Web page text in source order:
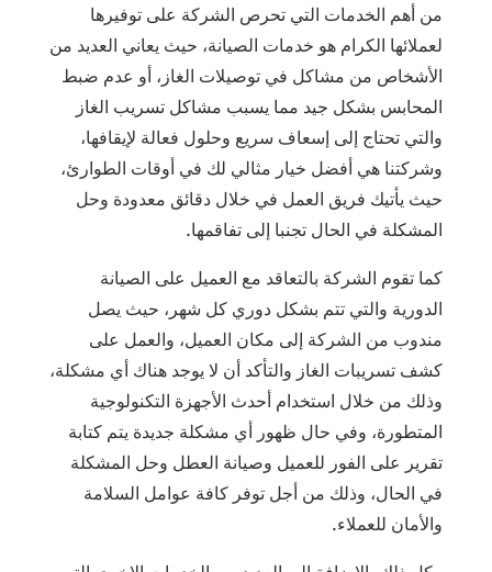
من أهم الخدمات التي تحرص الشركة على توفيرها
لعملائها الكرام هو خدمات الصيانة، حيث يعاني العديد من
الأشخاص من مشاكل في توصيلات الغاز، أو عدم ضبط
المحابس بشكل جيد مما يسبب مشاكل تسريب الغاز
والتي تحتاج إلى إسعاف سريع وحلول فعالة لإيقافها،
وشركتنا هي أفضل خيار مثالي لك في أوقات الطوارئ،
حيث يأتيك فريق العمل في خلال دقائق معدودة وحل
المشكلة في الحال تجنبا إلى تفاقمها.
كما تقوم الشركة بالتعاقد مع العميل على الصيانة
الدورية والتي تتم بشكل دوري كل شهر، حيث يصل
مندوب من الشركة إلى مكان العميل، والعمل على
كشف تسريبات الغاز والتأكد أن لا يوجد هناك أي مشكلة،
وذلك من خلال استخدام أحدث الأجهزة التكنولوجية
المتطورة، وفي حال ظهور أي مشكلة جديدة يتم كتابة
تقرير على الفور للعميل وصيانة العطل وحل المشكلة
في الحال، وذلك من أجل توفر كافة عوامل السلامة
والأمان للعملاء.